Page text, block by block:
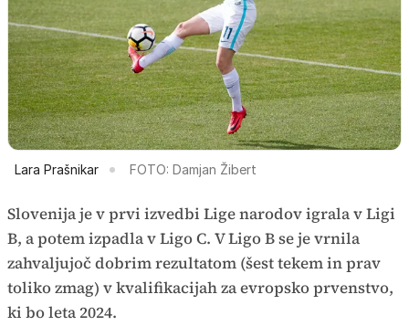
Lara Prašnikar FOTO: Damjan Žibert
Slovenija je v prvi izvedbi Lige narodov igrala v Ligi
B, a potem izpadla v Ligo C. V Ligo B se je vrnila
zahvaljujoč dobrim rezultatom (šest tekem in prav
toliko zmag) v kvalifikacijah za evropsko prvenstvo,
ki bo leta 2024.